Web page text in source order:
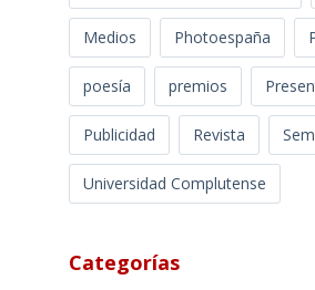
Medios Photoespaña
poesía premios
Publicidad Revista
Universidad Complutense
Categorías